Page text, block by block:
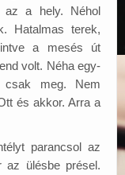
az a hely. Néhol
Hatalmas terek,
a mesés út
volt. Néha egy-
csak meg. Nem
és akkor. Arra a
parancsol az
az ülésbe présel.